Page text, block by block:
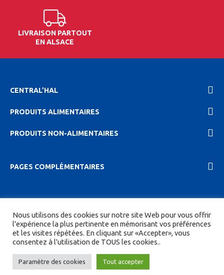
LIVRAISON PARTOUT
EN ALSACE
CENTRAL’HAL
PRODUITS ALIMENTAIRES
PRODUITS NON-ALIMENTAIRES
PAGES COMPLÉMENTAIRES
confidentionalité| CGV| Tous droits réservés.
Site réalisé parDIGITICS etJoan HAEGELE
Nous utilisons des cookies sur notre site Web pour vous offrir
l'expérience la plus pertinente en mémorisant vos préférences
et les visites répétées. En cliquant sur «Accepter», vous
consentez à l'utilisation de TOUS les cookies..
Paramètre des cookies Tout accepter